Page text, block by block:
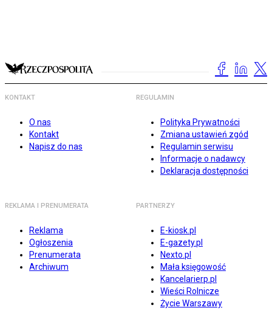
KONTAKT
O nas
Kontakt
Napisz do nas
REGULAMIN
Polityka Prywatności
Zmiana ustawień zgód
Regulamin serwisu
Informacje o nadawcy
Deklaracja dostępności
REKLAMA I PRENUMERATA
Reklama
Ogłoszenia
Prenumerata
Archiwum
PARTNERZY
E-kiosk.pl
E-gazety.pl
Nexto.pl
Mała księgowość
Kancelarierp.pl
Wieści Rolnicze
Życie Warszawy